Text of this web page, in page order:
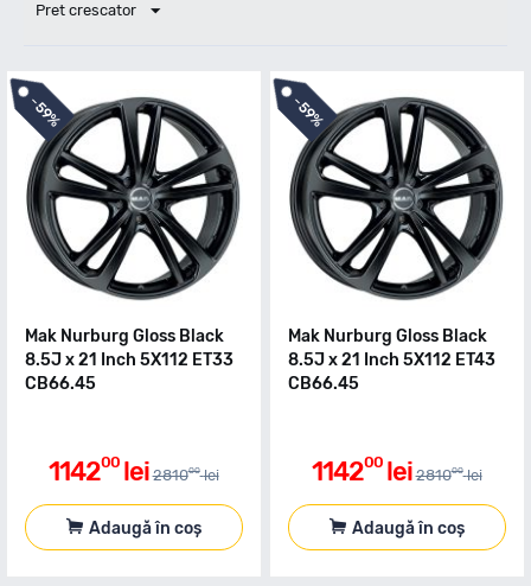
Pret crescator
-59%
Mak Nurburg Gloss Black
8.5J x 21 Inch 5X112 ET33
CB66.45
114200 lei 281000 lei
Adaugă în coș
-59%
Mak Nurburg Gloss Black
8.5J x 21 Inch 5X112 ET43
CB66.45
114200 lei 281000 lei
Adaugă în coș